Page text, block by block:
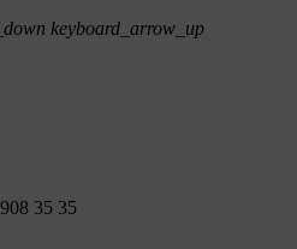
keyboard_arrow_up
35 35